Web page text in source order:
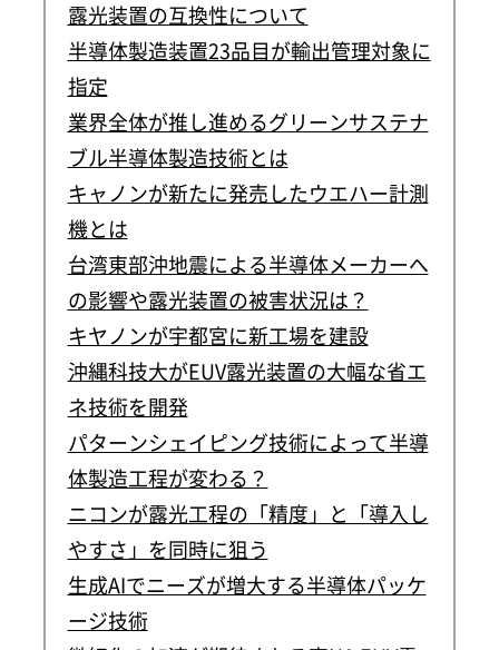
露光装置の互換性について
半導体製造装置23品目が輸出管理対象に
指定
業界全体が推し進めるグリーンサステナ
ブル半導体製造技術とは
キャノンが新たに発売したウエハー計測
機とは
台湾東部沖地震による半導体メーカーへ
の影響や露光装置の被害状況は？
キヤノンが宇都宮に新工場を建設
沖縄科技大がEUV露光装置の大幅な省エ
ネ技術を開発
パターンシェイピング技術によって半導
体製造工程が変わる？
ニコンが露光工程の「精度」と「導入し
やすさ」を同時に狙う
生成AIでニーズが増大する半導体パッケ
ージ技術